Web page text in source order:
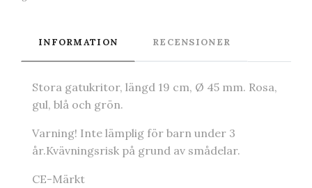
INFORMATION RECENSIONER
Stora gatukritor, längd 19 cm, Ø 45 mm. Rosa,
gul, blå och grön.
Varning! Inte lämplig för barn under 3
år.Kvävningsrisk på grund av smådelar.
CE-Märkt